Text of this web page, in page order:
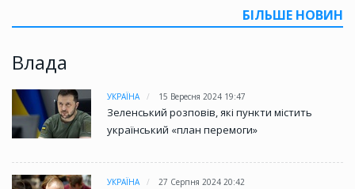
БІЛЬШЕ НОВИН
Влада
УКРАЇНА 15 Вересня 2024 19:47
Зеленський розповів, які пункти містить
український «план перемоги»
УКРАЇНА
27 Серпня 2024 20:42